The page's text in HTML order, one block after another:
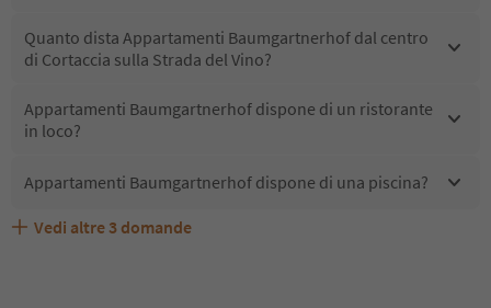
Quanto dista Appartamenti Baumgartnerhof dal centro
di Cortaccia sulla Strada del Vino?
Appartamenti Baumgartnerhof dispone di un ristorante
in loco?
Appartamenti Baumgartnerhof dispone di una piscina?
Appartamenti Baumgartnerhof accetta animali
Quali servizi/attività sono disponibili presso
Gli ospiti di Appartamenti Baumgartnerhof ricevono
Vedi altre 3 domande